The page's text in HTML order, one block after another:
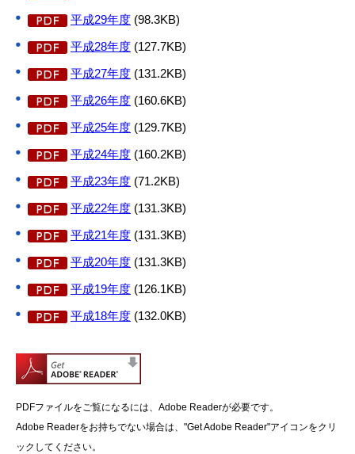
平成29年度 (98.3KB)
平成28年度 (127.7KB)
平成27年度 (131.2KB)
平成26年度 (160.6KB)
平成25年度 (129.7KB)
平成24年度 (160.2KB)
平成23年度 (71.2KB)
平成22年度 (131.3KB)
平成21年度 (131.3KB)
平成20年度 (131.3KB)
平成19年度 (126.1KB)
平成18年度 (132.0KB)
PDFファイルをご覧になるには、Adobe Readerが必要です。
Adobe Readerをお持ちでない場合は、"Get Adobe Reader"アイコンをクリ
ックしてください。